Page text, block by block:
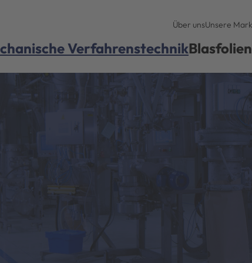
Über unsUnsere
Verfahrenstechnik